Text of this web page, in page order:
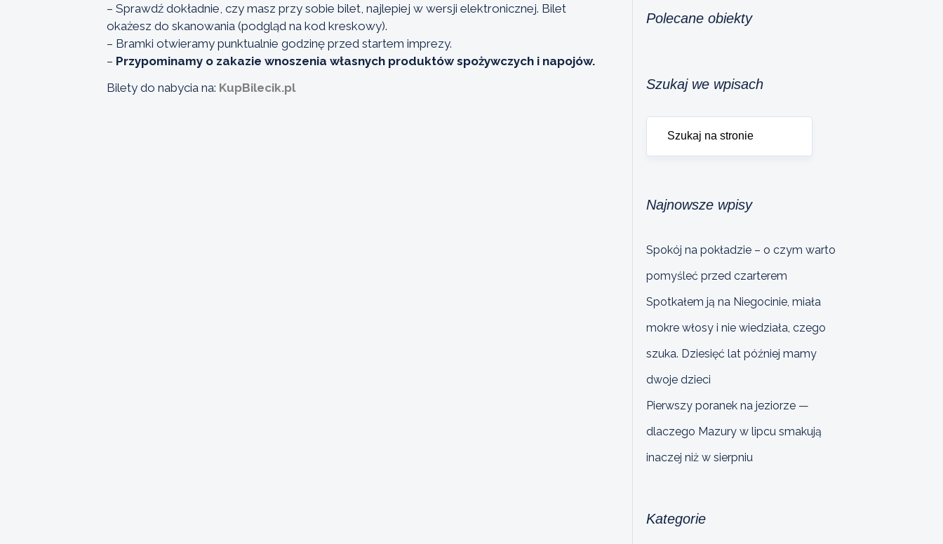
– Sprawdź dokładnie, czy masz przy sobie bilet, najlepiej w wersji elektronicznej. Bilet
okażesz do skanowania (podgląd na kod kreskowy).
– Bramki otwieramy punktualnie godzinę przed startem imprezy.
– Przypominamy o zakazie wnoszenia własnych produktów spożywczych i napojów.
Bilety do nabycia na: KupBilecik.pl
Polecane obiekty
Szukaj we wpisach
Najnowsze wpisy
Spokój na pokładzie – o czym warto
pomyśleć przed czarterem
Spotkałem ją na Niegocinie, miała
mokre włosy i nie wiedziała, czego
szuka. Dziesięć lat później mamy
dwoje dzieci
Pierwszy poranek na jeziorze —
dlaczego Mazury w lipcu smakują
inaczej niż w sierpniu
Kategorie